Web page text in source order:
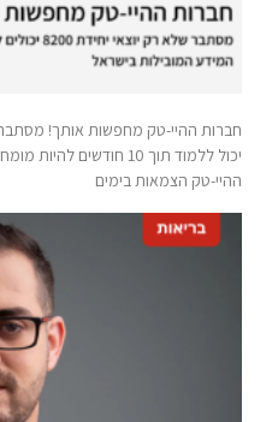
חברות ההיי-טק מחפשות אותך!
יכול ללמוד תוך 10
ההיי-טק הצמאות בימים